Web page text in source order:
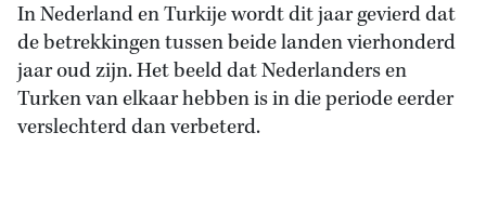
Zoek
In Nederland en Turkije wordt dit jaar gevierd dat
de betrekkingen tussen beide landen vierhonderd
jaar oud zijn. Het beeld dat Nederlanders en
Turken van elkaar hebben is in die periode eerder
verslechterd dan verbeterd.